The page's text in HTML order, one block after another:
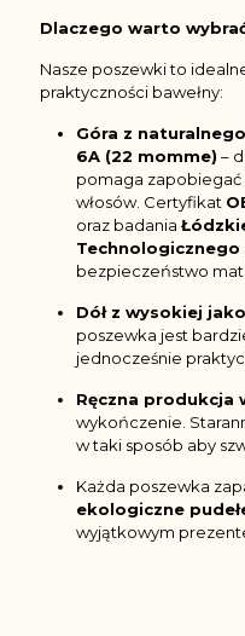
Dlaczego warto
Nasze poszewki to
praktyczności bawełny:
Góra z
6A (22 momme) –
pomaga zapobiegać
włosów. Certyfikat
oraz badania
Technologicznego
bezpieczeństwo
Dół z wysokiej
poszewka jest
jednocześnie
Ręczna produkcja
wykończenie.
w taki sposób aby
Każda poszewka
ekologiczne
wyjątkowym